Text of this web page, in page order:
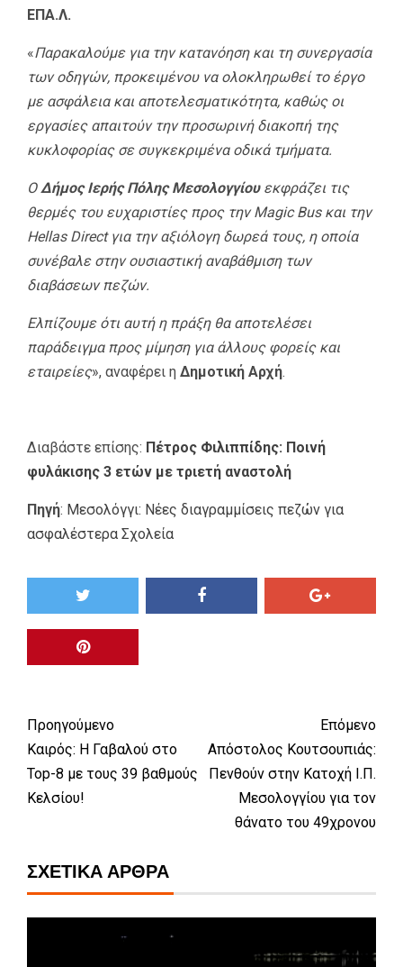
ΕΠΑ.Λ.
«Παρακαλούμε για την κατανόηση και τη συνεργασία
των οδηγών, προκειμένου να ολοκληρωθεί το έργο
με ασφάλεια και αποτελεσματικότητα, καθώς οι
εργασίες απαιτούν την προσωρινή διακοπή της
κυκλοφορίας σε συγκεκριμένα οδικά τμήματα.
Ο Δήμος Ιερής Πόλης Μεσολογγίουεκφράζει τις
θερμές του ευχαριστίες προς την Magic Bus και την
Hellas Direct για την αξιόλογη δωρεά τους, η οποία
συνέβαλε στην ουσιαστική αναβάθμιση των
διαβάσεων πεζών.
Ελπίζουμε ότι αυτή η πράξη θα αποτελέσει
παράδειγμα προς μίμηση για άλλους φορείς και
εταιρείες», αναφέρει η Δημοτική Αρχή.
Διαβάστε επίσης: Πέτρος Φιλιππίδης: Ποινή
φυλάκισης 3 ετών με τριετή αναστολή
Πηγή: Μεσολόγγι: Νέες διαγραμμίσεις πεζών για
ασφαλέστερα Σχολεία
Προηγούμενο
Καιρός: Η Γαβαλού στο
Top-8 με τους 39 βαθμούς
Κελσίου!
Επόμενο
Απόστολος Κουτσουπιάς:
Πενθούν στην Κατοχή Ι.Π.
Μεσολογγίου για τον
θάνατο του 49χρονου
ΣΧΕΤΙΚΆ ΆΡΘΡΑ